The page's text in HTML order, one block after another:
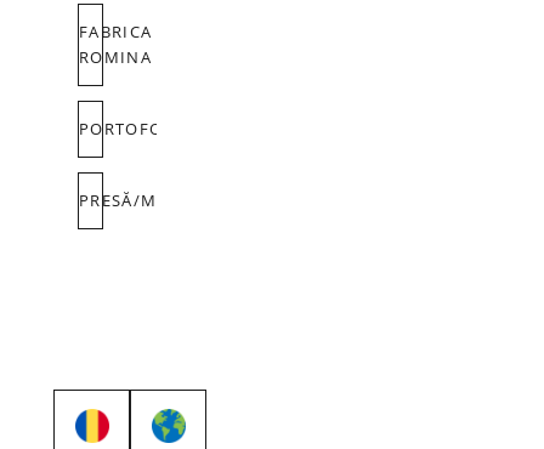
FABRICA
ROMINA
PORTOFOLIU
PRESĂ/MEDIA